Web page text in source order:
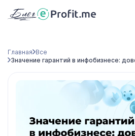
Главная Все
Значение гарантий в инфобизнесе: